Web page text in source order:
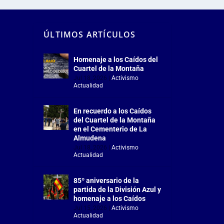
ÚLTIMOS ARTÍCULOS
Homenaje a los Caídos del
Cuartel de la Montaña
Jul 18, 2026 |Activismo,
Actualidad
En recuerdo a los Caídos
del Cuartel de la Montaña
en el Cementerio de La
Almudena
Jul 18, 2026 |Activismo,
Actualidad
85º aniversario de la
partida de la División Azul y
homenaje a los Caídos
Jul 15, 2026 |Activismo,
Actualidad